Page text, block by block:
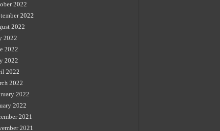
2022
2022
2022
2022
2022
2022
2022
2022
2022
2022
2021
2021